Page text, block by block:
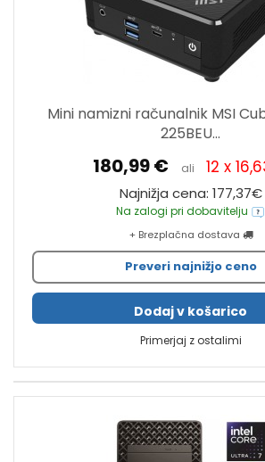
Mini namizni računalnik MSI
225BEU...
180,99 € ali 12 x
Najnižja cena: 177,37€
Na zalogi pri dobavitelju
+ Brezplačna dostava
Preveri najnižjo ceno
Dodaj v košarico
Primerjaj z ostalimi